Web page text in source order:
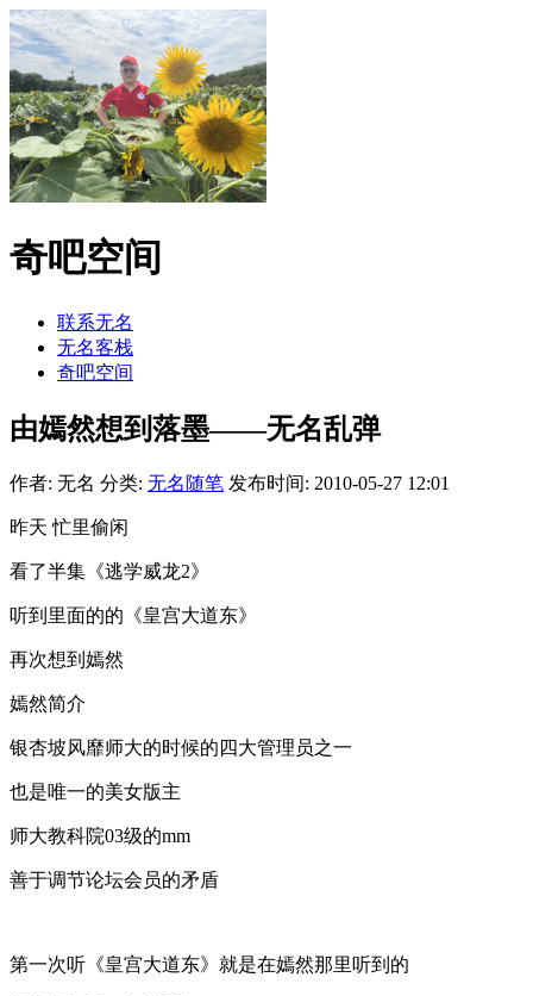
奇吧空间
联系无名
无名客栈
奇吧空间
由嫣然想到落墨——无名乱弹
作者: 无名 分类: 无名随笔 发布时间: 2010-05-27 12:01
昨天 忙里偷闲
看了半集《逃学威龙2》
听到里面的的《皇宫大道东》
再次想到嫣然
嫣然简介
银杏坡风靡师大的时候的四大管理员之一
也是唯一的美女版主
师大教科院03级的mm
善于调节论坛会员的矛盾
第一次听《皇宫大道东》就是在嫣然那里听到的